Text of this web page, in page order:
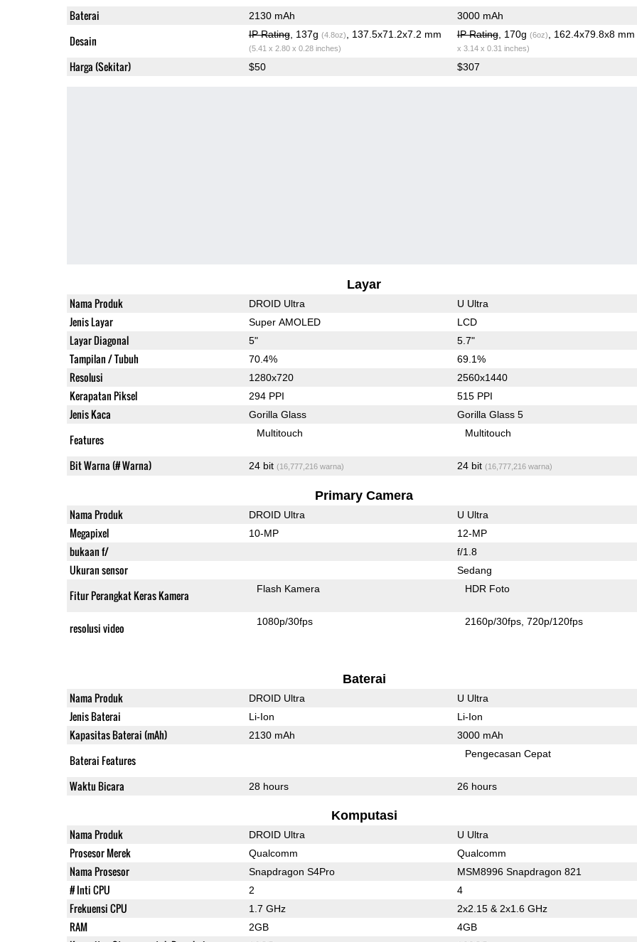
Baterai 2130 mAh 3000 mAh
Desain IP Rating, 137g (4.8oz) , 137.5x71.2x7.2 mm
(5.41 x 2.80 x 0.28 inches)
IP Rating, 170g (6oz) , 162.4x79.8x8 mm
x 3.14 x 0.31 inches)
Harga (Sekitar) $50 $307
Layar
Nama Produk DROID Ultra U Ultra
Jenis Layar Super AMOLED LCD
Layar Diagonal 5" 5.7"
Tampilan / Tubuh 70.4% 69.1%
Resolusi 1280x720 2560x1440
Kerapatan Piksel 294 PPI 515 PPI
Jenis Kaca Gorilla Glass Gorilla Glass 5
Features Multitouch Multitouch
Bit Warna (# Warna) 24 bit (16,777,216 warna) 24 bit (16,777,216 warna)
Primary Camera
Nama Produk DROID Ultra U Ultra
Megapixel 10-MP 12-MP
bukaan f/ f/1.8
Ukuran sensor Sedang
Fitur Perangkat Keras Kamera Flash Kamera HDR Foto
resolusi video 1080p/30fps 2160p/30fps 720p/120fps
Baterai
Nama Produk DROID Ultra U Ultra
Jenis Baterai Li-Ion Li-Ion
Kapasitas Baterai (mAh) 2130 mAh 3000 mAh
Baterai Features Pengecasan Cepat
Waktu Bicara 28 hours 26 hours
Komputasi
Nama Produk DROID Ultra U Ultra
Prosesor Merek Qualcomm Qualcomm
Nama Prosesor Snapdragon S4Pro MSM8996 Snapdragon 821
# Inti CPU 2 4
Frekuensi CPU 1.7 GHz 2x2.15 & 2x1.6 GHz
RAM 2GB 4GB